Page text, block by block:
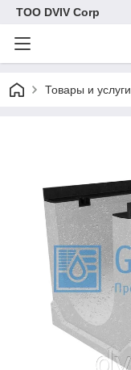
ТОО DVIV Corp
Товары и услуги